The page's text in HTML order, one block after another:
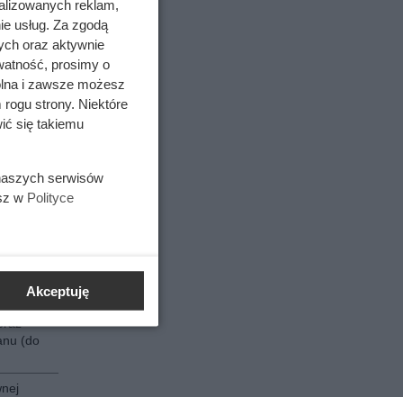
15
(do
reklam,
usług. Za zgodą
oraz aktywnie
prosimy o
i zawsze możesz
strony. Niektóre
się takiemu
serwisów
w Polityce
Akceptuję